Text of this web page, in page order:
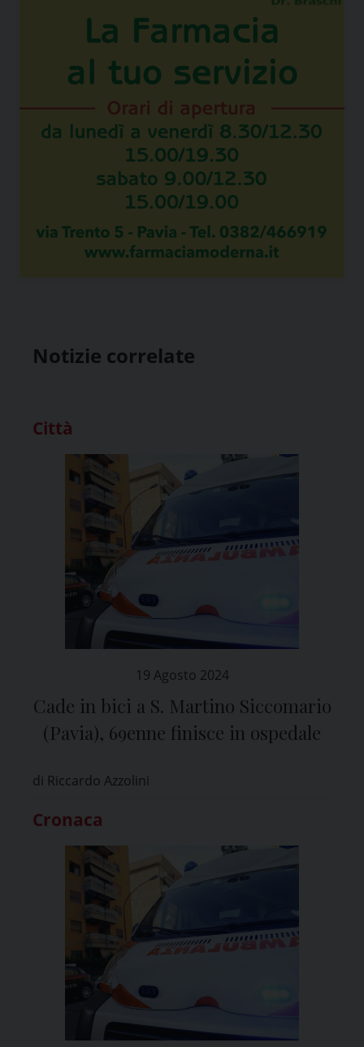
Notizie correlate
Città
19 Agosto 2024
Cade in bici a S. Martino Siccomario
(Pavia), 69enne finisce in ospedale
di Riccardo Azzolini
Cronaca